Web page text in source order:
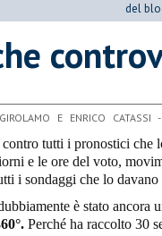
del
E ENRICO
contro tutti i pronostici che
e le ore del voto,
i sondaggi che lo
è stato ancora
Perché ha raccolto 30